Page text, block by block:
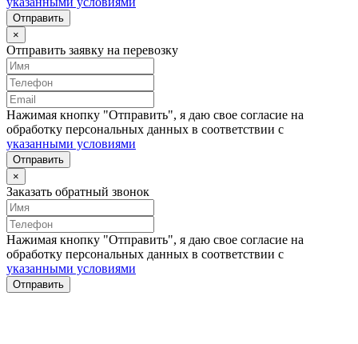
Отправить
×
Отправить заявку на перевозку
Нажимая кнопку "Отправить", я даю свое согласие на
обработку персональных данных в соответствии с
указанными условиями
Отправить
×
Заказать обратный звонок
Нажимая кнопку "Отправить", я даю свое согласие на
обработку персональных данных в соответствии с
указанными условиями
Отправить